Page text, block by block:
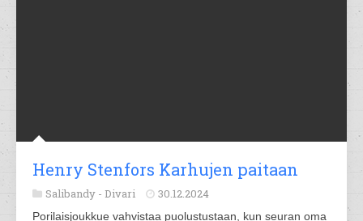
Henry Stenfors Karhujen paitaan
Salibandy - Divari 30.12.2024
Porilaisjoukkue vahvistaa puolustustaan, kun seuran oma